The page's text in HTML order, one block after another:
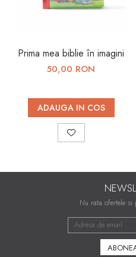
Prima mea biblie în imagini
50,00 RON
ADAUGA IN COS
Nu rata ofertele si